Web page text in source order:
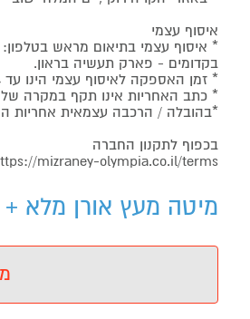
איסוף עצמי
* איסוף עצמי בתיאום מראש בטלפון: 04-6100887 בימים א'-ה'
בקדומים - פארק תעשיה בראון.
* זמן האספקה לאיסוף עצמי הינו עד 14 ימי עבודה מיום קבלת האישור מהספק לאיסוף. במקרים חריגים יש לפנות ישירות לספק.
* כתב האחריות אינו תקף במקרה של
*בהובלה / הרכבה עצמאית אחריות
בכפוף לתקנון החברה
mizraney-olympia.co.il/terms/
מיטה מעץ אורן מלא + מזרון